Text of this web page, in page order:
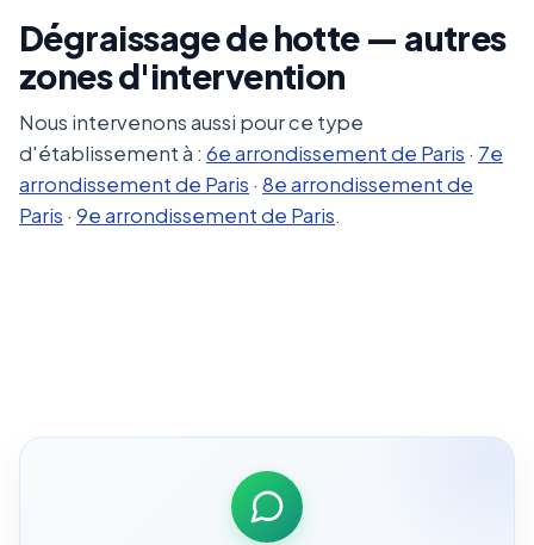
Dégraissage de hotte — autres
zones d'intervention
Nous intervenons aussi pour ce type
d'établissement à : 6e arrondissement de Paris · 7e
arrondissement de Paris · 8e arrondissement de
Paris · 9e arrondissement de Paris.